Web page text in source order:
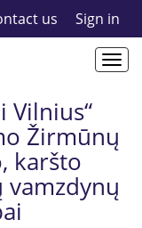
us Sign in
Vilnius“
Žirmūnų
karšto